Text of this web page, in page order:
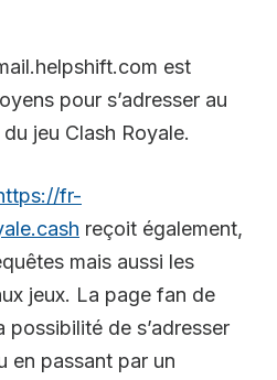
est
pour s’adresser au
jeu Clash Royale.
fr-
reçoit également,
mais aussi les
jeux. La page fan de
possibilité de s’adresser
en passant par un